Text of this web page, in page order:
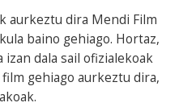
aurkeztu dira Mendi Film
baino gehiago. Hortaz,
dala sail ofizialekoak
gehiago aurkeztu dira,